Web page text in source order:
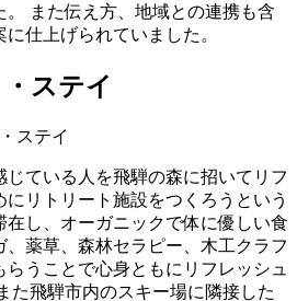
。 また伝え方、地域との連携も含
仕上げられていました。
ステイ
ている人を飛騨の森に招いてリフ
リトリート施設をつくろうという
し、オーガニックで体に優しい食
薬草、森林セラピー、木工クラフ
らうことで心身ともにリフレッシュ
た飛騨市内のスキー場に隣接した